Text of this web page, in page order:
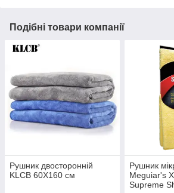
Подібні товари компанії
Рушник двосторонній
KLCB 60Х160 см
Рушник
Meguiar's
Supreme